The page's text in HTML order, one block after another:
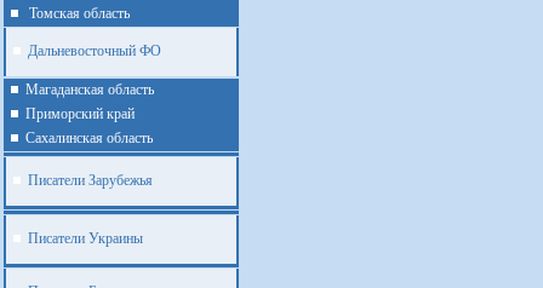
Томская область
Дальневосточный ФО
Магаданская область
Приморский край
Cахалинская область
Писатели Зарубежья
Писатели Украины